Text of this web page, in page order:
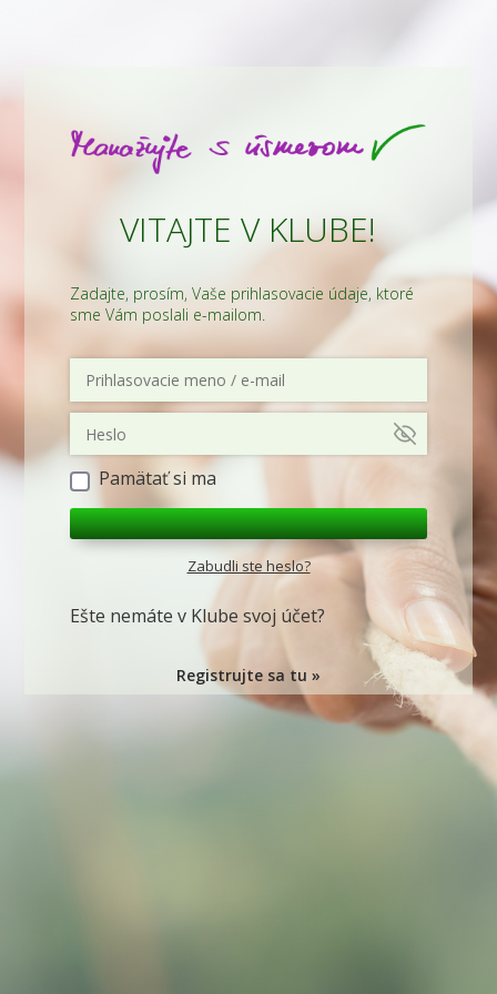
VITAJTE V KLUBE!
Zadajte, prosím, Vaše prihlasovacie údaje, ktoré
sme Vám poslali e-mailom.
Pamätať si ma
Zabudli ste heslo?
Ešte nemáte v Klube svoj účet?
Registrujte sa tu »